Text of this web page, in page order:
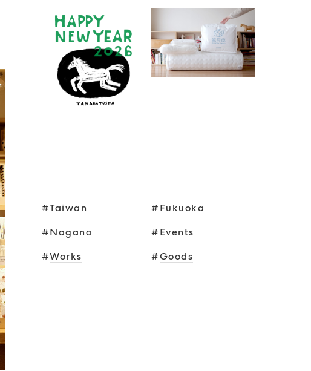
#Taiwan # Fukuoka
#Nagano # Events
#Works #Goods